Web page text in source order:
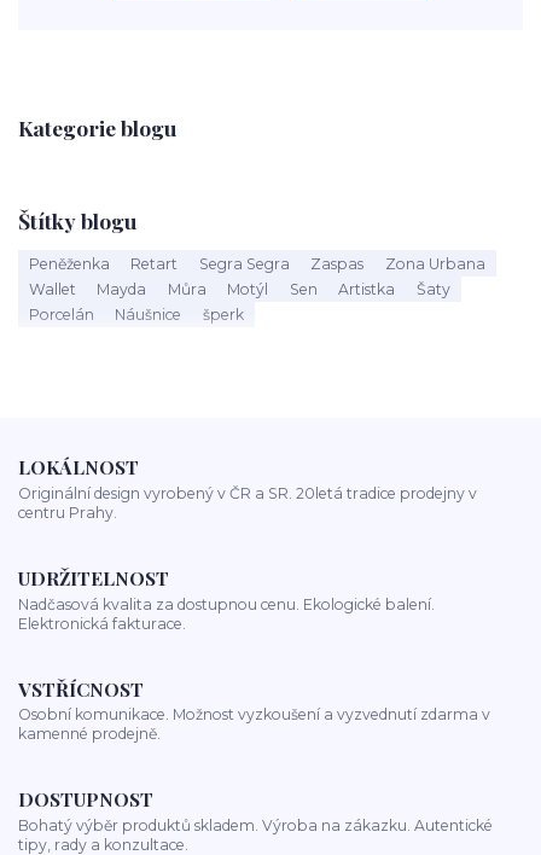
Kategorie blogu
Štítky blogu
Peněženka Retart Segra Segra Zaspas
Zona Urbana
Wallet
Mayda Můra Motýl Sen Artistka
Šaty
Porcelán
Náušnice šperk
LOKÁLNOST
Originální design vyrobený v ČR a SR. 20letá tradice prodejny v
centru Prahy.
UDRŽITELNOST
Nadčasová kvalita za dostupnou cenu. Ekologické balení.
Elektronická fakturace.
VSTŘÍCNOST
Osobní komunikace. Možnost vyzkoušení a vyzvednutí zdarma v
kamenné prodejně.
DOSTUPNOST
Bohatý výběr produktů skladem. Výroba na zákazku. Autentické
tipy, rady a konzultace.